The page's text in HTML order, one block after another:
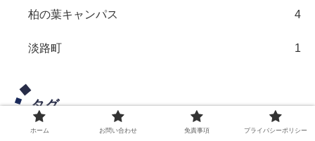
柏の葉キャンパス 4
淡路町 1
タグ
ホーム お問い合わせ 免責事項 プライバシーポリシー